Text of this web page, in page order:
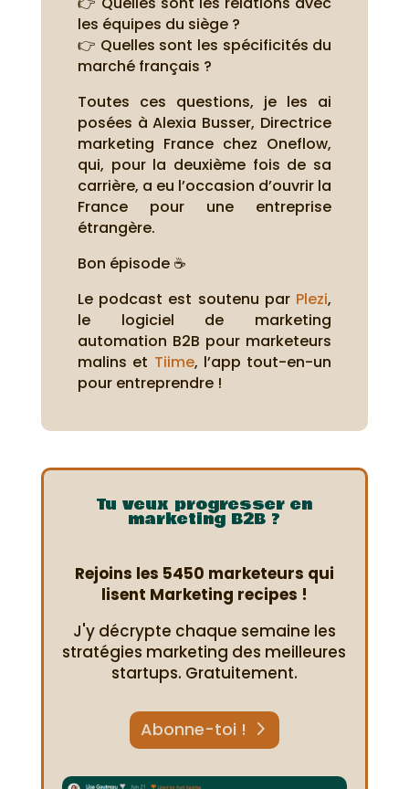
les équipes du siège ?
👉 Quelles sont les spécificités du
marché français ?
Toutes ces questions, je les ai
posées à Alexia Busser, Directrice
marketing France chez Oneflow,
qui, pour la deuxième fois de sa
carrière, a eu l’occasion d’ouvrir la
France pour une entreprise
étrangère.
Bon épisode ☕
Le podcast est soutenu par Plezi,
le logiciel de marketing
automation B2B pour marketeurs
malins et Tiime, l’app tout-en-un
pour entreprendre !
Tu veux progresser en
marketing B2B ?
Rejoins les 5450 marketeurs qui
lisent Marketing recipes !
J'y décrypte chaque semaine les
stratégies marketing des meilleures
startups. Gratuitement.
Abonne-toi !